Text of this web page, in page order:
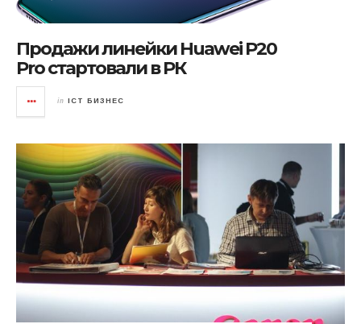
Продажи линейки Huawei P20
Pro стартовали в РК
in ICT БИЗНЕС